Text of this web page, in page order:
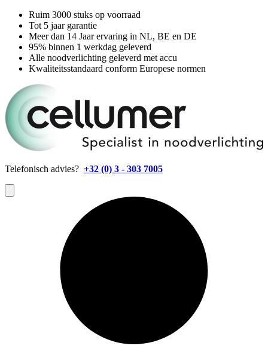
Ruim 3000 stuks op voorraad
Tot 5 jaar garantie
Meer dan 14 Jaar ervaring in NL, BE en DE
95% binnen 1 werkdag geleverd
Alle noodverlichting geleverd met accu
Kwaliteitsstandaard conform Europese normen
Telefonisch advies? +32 (0) 3 - 303 7005